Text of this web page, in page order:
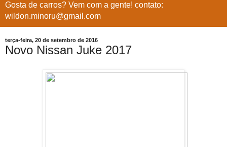
Gosta de carros? Vem com a gente! contato:
wildon.minoru@gmail.com
terça-feira, 20 de setembro de 2016
Novo Nissan Juke 2017